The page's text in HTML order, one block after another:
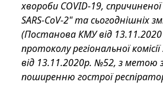
хвороби COVID-19,
SARS-CoV-2" та сьогоднішніх
(Постанова КМУ від
протоколу регіональної
від 13.11.2020р. №52, з метою
поширенню гострої